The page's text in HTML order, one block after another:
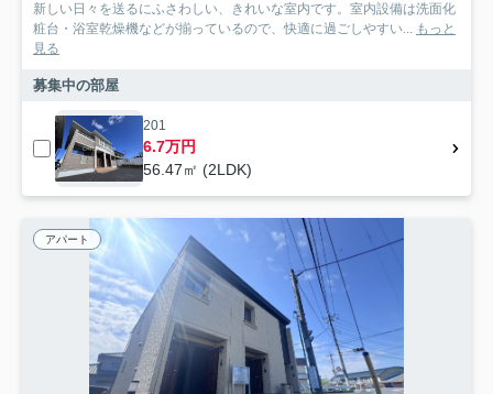
新しい日々を送るにふさわしい、きれいな室内です。室内設備は洗面化
粧台・浴室乾燥機などが揃っているので、快適に過ごしやすい... もっと
見る
募集中の部屋
201
6.7万円
56.47㎡ (2LDK)
アパート